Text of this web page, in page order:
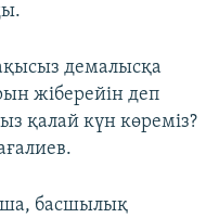
демалысқа
жіберейін деп
қалай күн көреміз?
басшылық